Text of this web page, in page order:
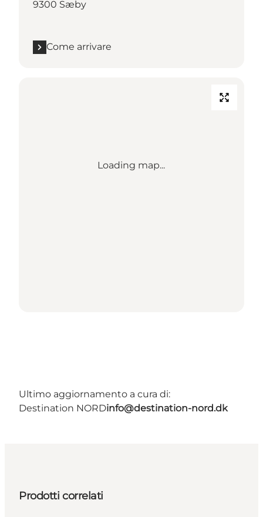
9300 Sæby
Come arrivare
Loading map...
Ultimo aggiornamento a cura di:
Destination NORDinfo@destination-nord.dk
Prodotti correlati